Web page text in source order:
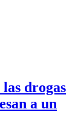
drogas
a un